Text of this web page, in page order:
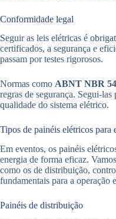
Conformidade legal
Seguir as leis elétricas é
certificados, a segurança e
passam por testes rigorosos.
Normas como ABNT NBR
regras de segurança. Segui-las
qualidade do sistema elétrico.
Tipos de painéis elétricos para
Em eventos, os painéis
energia de forma eficaz.
como os de distribuição,
fundamentais para a operação
Painéis de distribuição